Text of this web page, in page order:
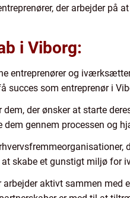
der arbejder på
i Viborg:
entreprenører og
succes som entreprenør i
der ønsker at starte
gennem processen og
at skabe et gunstigt miljø
aktivt sammen med